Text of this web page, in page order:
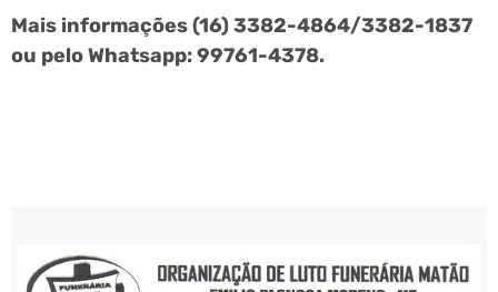
Mais informações (16) 3382-4864/3382-1837
ou pelo Whatsapp: 99761-4378.